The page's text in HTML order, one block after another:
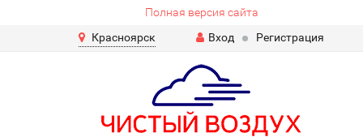
Полная версия сайта
Красноярск
Вход Регистрация